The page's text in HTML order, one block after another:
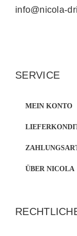
info@nicola-
SERVICE
MEIN KONTO
ÜBER NICOLA